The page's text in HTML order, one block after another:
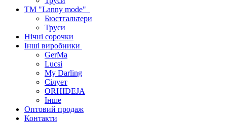
ТМ "Lanny mode"
Бюстгальтери
Труси
Нічні сорочки
Інші виробники
GerMa
Lucsi
My Darling
Сілует
ORHIDEJA
Інше
Оптовий продаж
Контакти